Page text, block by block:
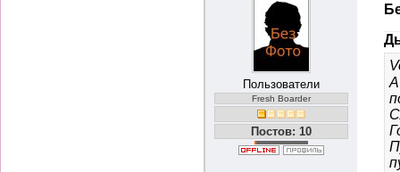
Пользователи
Fresh Boarder
Постов: 10
А